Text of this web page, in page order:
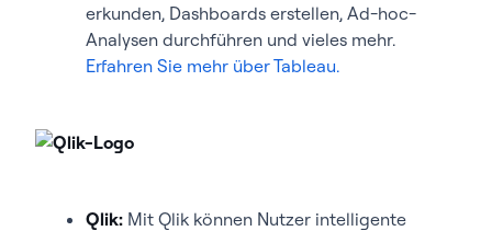
erkunden, Dashboards erstellen, Ad-hoc-
Analysen durchführen und vieles mehr.
Erfahren Sie mehr über Tableau.
Qlik: Mit Qlik können Nutzer intelligente